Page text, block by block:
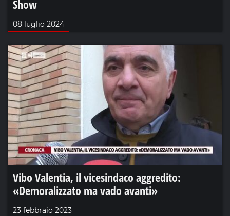
Show
08 luglio 2024
Vibo Valentia, il vicesindaco aggredito:
«Demoralizzato ma vado avanti»
23 febbraio 2023